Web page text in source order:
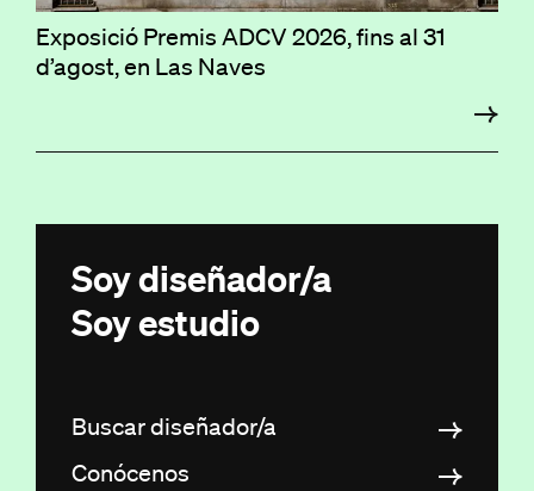
Exposició Premis ADCV 2026, fins al 31
d’agost, en Las Naves
Soy diseñador/a
Soy estudio
Buscar diseñador/a
Conócenos